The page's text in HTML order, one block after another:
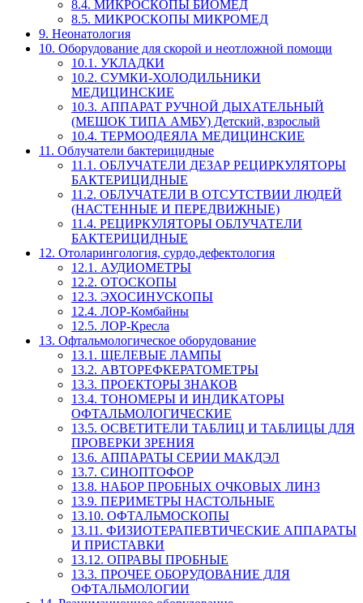
8.4. МИКРОСКОПЫ БИОМЕД
8.5. МИКРОСКОПЫ МИКРОМЕД
9. Неонатология
10. Оборудование для скорой и неотложной помощи
10.1. УКЛАДКИ
10.2. СУМКИ-ХОЛОДИЛЬНИКИ
МЕДИЦИНСКИЕ
10.3. АППАРАТ РУЧНОЙ ДЫХАТЕЛЬНЫЙ
(МЕШОК ТИПА АМБУ) Детский, взрослый
10.4. ТЕРМООДЕЯЛА МЕДИЦИНСКИЕ
11. Облучатели бактерицидные
11.1. ОБЛУЧАТЕЛИ ДЕЗАР РЕЦИРКУЛЯТОРЫ
БАКТЕРИЦИДНЫЕ
11.2. ОБЛУЧАТЕЛИ В ОТСУТСТВИИ ЛЮДЕЙ
(НАСТЕННЫЕ И ПЕРЕДВИЖНЫЕ)
11.4. РЕЦИРКУЛЯТОРЫ ОБЛУЧАТЕЛИ
БАКТЕРИЦИДНЫЕ
12. Отоларингология, сурдо,дефектология
12.1. АУДИОМЕТРЫ
12.2. ОТОСКОПЫ
12.3. ЭХОСИНУСКОПЫ
12.4. ЛОР-Комбайны
12.5. ЛОР-Кресла
13. Офтальмологическое оборудование
13.1. ЩЕЛЕВЫЕ ЛАМПЫ
13.2. АВТОРЕФКЕРАТОМЕТРЫ
13.3. ПРОЕКТОРЫ ЗНАКОВ
13.4. ТОНОМЕРЫ И ИНДИКАТОРЫ
ОФТАЛЬМОЛОГИЧЕСКИЕ
13.5. ОСВЕТИТЕЛИ ТАБЛИЦ И ТАБЛИЦЫ ДЛЯ
ПРОВЕРКИ ЗРЕНИЯ
13.6. АППАРАТЫ СЕРИИ МАКДЭЛ
13.7. СИНОПТОФОР
13.8. НАБОР ПРОБНЫХ ОЧКОВЫХ ЛИНЗ
13.9. ПЕРИМЕТРЫ НАСТОЛЬНЫЕ
13.10. ОФТАЛЬМОСКОПЫ
13.11. ФИЗИОТЕРАПЕВТИЧЕСКИЕ АППАРАТЫ
И ПРИСТАВКИ
13.12. ОПРАВЫ ПРОБНЫЕ
13.3. ПРОЧЕЕ ОБОРУДОВАНИЕ ДЛЯ
ОФТАЛЬМОЛОГИИ